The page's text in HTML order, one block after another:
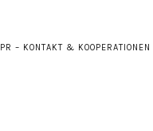
PR – KONTAKT & KOOPERATIONEN